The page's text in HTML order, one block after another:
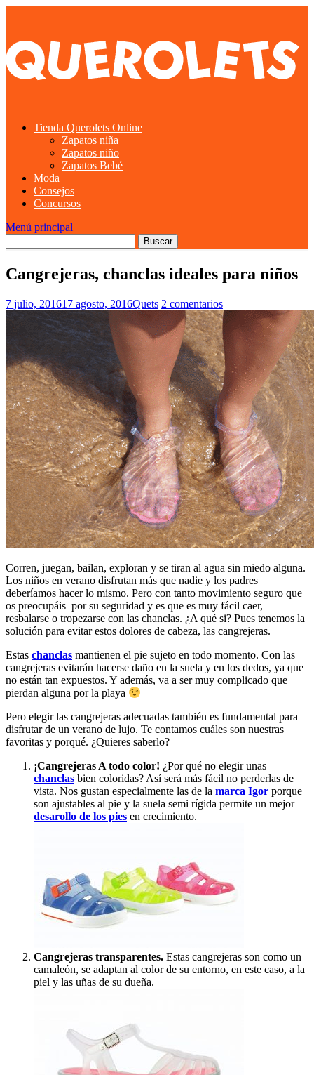
Tienda Querolets Online
Zapatos niña
Zapatos niño
Zapatos Bebé
Moda
Consejos
Concursos
Menú principal
Cangrejeras, chanclas ideales para niños
7 julio, 201617 agosto, 2016Quets 2 comentarios
Corren, juegan, bailan, exploran y se tiran al agua sin miedo alguna.
Los niños en verano disfrutan más que nadie y los padres
deberíamos hacer lo mismo. Pero con tanto movimiento seguro que
os preocupáis por su seguridad y es que es muy fácil caer,
resbalarse o tropezarse con las chanclas. ¿A qué si? Pues tenemos la
solución para evitar estos dolores de cabeza, las cangrejeras.
Estas chanclas mantienen el pie sujeto en todo momento. Con las
cangrejeras evitarán hacerse daño en la suela y en los dedos, ya que
no están tan expuestos. Y además, va a ser muy complicado que
pierdan alguna por la playa
Pero elegir las cangrejeras adecuadas también es fundamental para
disfrutar de un verano de lujo. Te contamos cuáles son nuestras
favoritas y porqué. ¿Quieres saberlo?
¡Cangrejeras A todo color! ¿Por qué no elegir unas
chanclas bien coloridas? Así será más fácil no perderlas de
vista. Nos gustan especialmente las de la marca Igor porque
son ajustables al pie y la suela semi rígida permite un mejor
desarollo de los pies en crecimiento.
Cangrejeras transparentes. Estas cangrejeras son como un
camaleón, se adaptan al color de su entorno, en este caso, a la
piel y las uñas de su dueña.